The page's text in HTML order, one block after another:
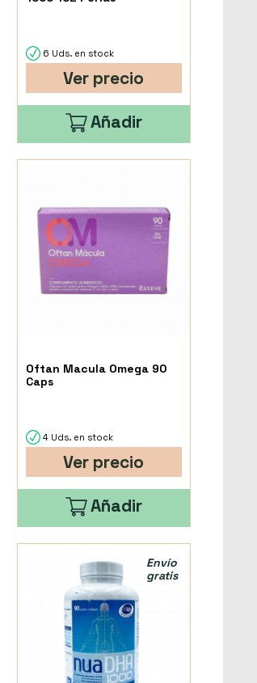
6 Uds. en stock
Ver precio
Añadir
Oftan Macula Omega 90
Caps
4 Uds. en stock
Ver precio
Añadir
Envío
gratis